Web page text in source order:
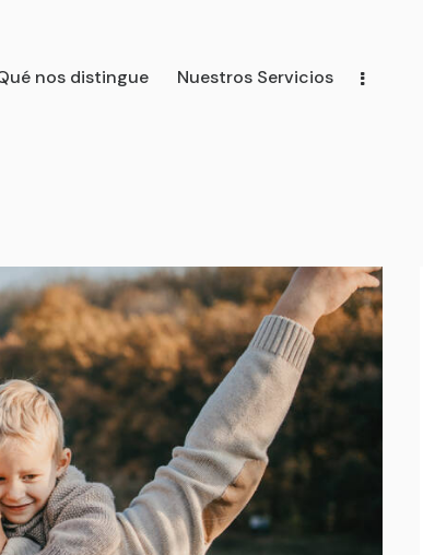
nos distingue Nuestros Servicios